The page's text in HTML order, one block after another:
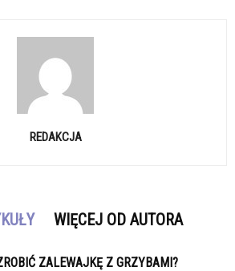
REDAKCJA
WIĘCEJ OD AUTORA
ZALEWAJKĘ Z GRZYBAMI?